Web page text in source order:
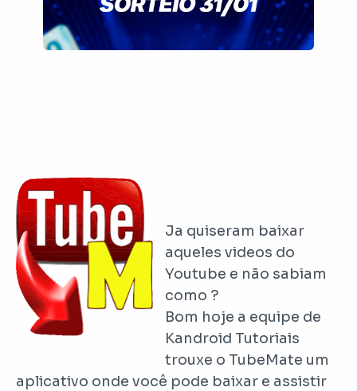
Ja quiseram baixar
aqueles videos do
Youtube e não sabiam
como ?
Bom hoje a equipe de
Kandroid Tutoriais
trouxe o TubeMate um
aplicativo onde você pode baixar e assistir